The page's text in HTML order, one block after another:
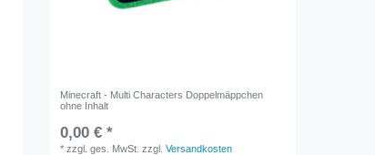
Minecraft - Multi Characters Doppelmäppchen
ohne Inhalt
0,00 € *
*zzgl. ges. MwSt. zzgl.Versandkosten